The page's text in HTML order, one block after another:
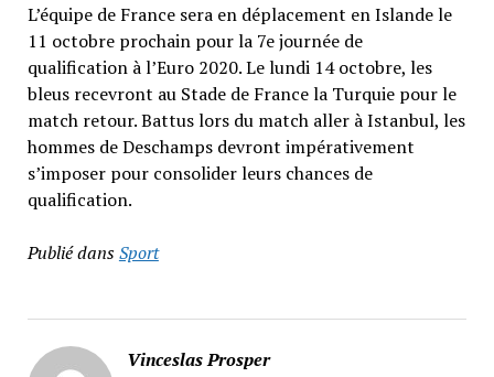
L’équipe de France sera en déplacement en Islande le
11 octobre prochain pour la 7e journée de
qualification à l’Euro 2020. Le lundi 14 octobre, les
bleus recevront au Stade de France la Turquie pour le
match retour. Battus lors du match aller à Istanbul, les
hommes de Deschamps devront impérativement
s’imposer pour consolider leurs chances de
qualification.
Publié dansSport
Vinceslas Prosper